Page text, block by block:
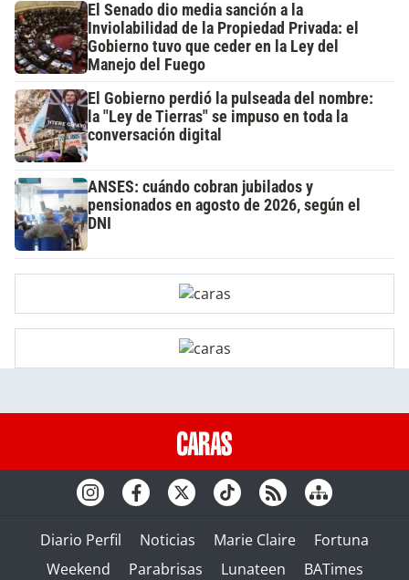
El Senado dio media sanción a la
Inviolabilidad de la Propiedad Privada: el
Gobierno tuvo que ceder en la Ley del
Manejo del Fuego
El Gobierno perdió la pulseada del nombre:
la "Ley de Tierras" se impuso en toda la
conversación digital
ANSES: cuándo cobran jubilados y
pensionados en agosto de 2026, según el
DNI
Diario Perfil Noticias Marie Claire
Fortuna
Weekend
Parabrisas Lunateen BATimes